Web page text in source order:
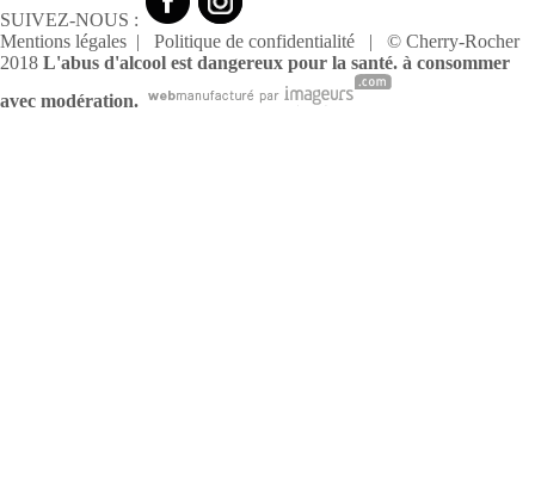
SUIVEZ-NOUS :
Mentions légales | Politique de confidentialité | © Cherry-Rocher
2018 L'abus d'alcool est dangereux pour la santé. à consommer
avec modération.